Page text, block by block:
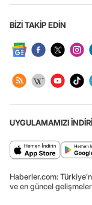
BİZİ TAKİP EDİN
UYGULAMAMIZI
Haberler.com:
ve en güncel